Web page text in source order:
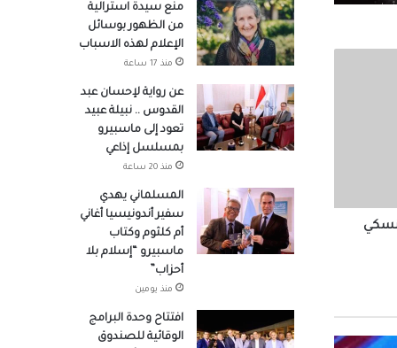
منع سيدة استرالية
من الظهور بوسائل
الإعلام لهذه الاسباب
منذ 17 ساعة
عن رواية لإحسان عبد
القدوس .. نبيلة عبيد
تعود إلى ماسبيرو
بمسلسل إذاعي
منذ 20 ساعة
المسلماني يهدي
سفير أندونيسيا أغاني
أم كلثوم وكتاب
ماسبيرو “إسلام بلا
أحزاب”
منذ يومين
افتتاح وحدة البرامج
الوقائية للصندوق